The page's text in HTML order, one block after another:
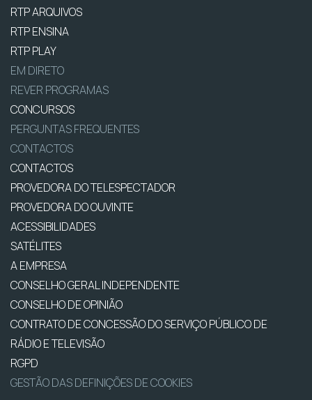
RTP ARQUIVOS
RTP ENSINA
RTP PLAY
EM DIRETO
REVER PROGRAMAS
CONCURSOS
PERGUNTAS FREQUENTES
CONTACTOS
CONTACTOS
PROVEDORA DO TELESPECTADOR
PROVEDORA DO OUVINTE
ACESSIBILIDADES
SATÉLITES
A EMPRESA
CONSELHO GERAL INDEPENDENTE
CONSELHO DE OPINIÃO
CONTRATO DE CONCESSÃO DO SERVIÇO PÚBLICO DE
RÁDIO E TELEVISÃO
RGPD
GESTÃO DAS DEFINIÇÕES DE COOKIES